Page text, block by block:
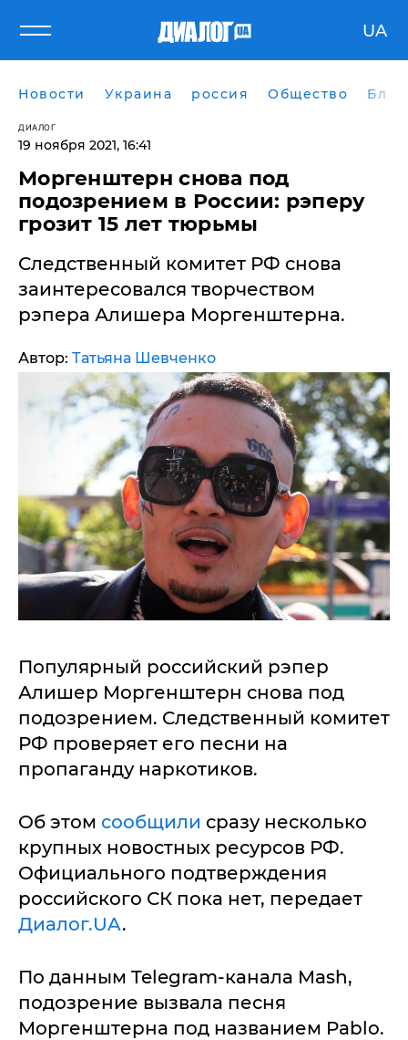
UA
Новости Украина россия Общество
ДИАЛОГ
19 ноября 2021, 16:41
​Моргенштерн снова под
подозрением в России: рэперу
грозит 15 лет тюрьмы
Следственный комитет РФ снова
заинтересовался творчеством
рэпера Алишера Моргенштерна.
Автор: Татьяна Шевченко
Популярный российский рэпер
Алишер Моргенштерн снова под
подозрением. Следственный комитет
РФ проверяет его песни на
пропаганду наркотиков.
Об этом сообщили сразу несколько
крупных новостных ресурсов РФ.
Официального подтверждения
российского СК пока нет, передает
Диалог.UA.
По данным Telegram-канала Mash,
подозрение вызвала песня
Моргенштерна под названием Pablo.